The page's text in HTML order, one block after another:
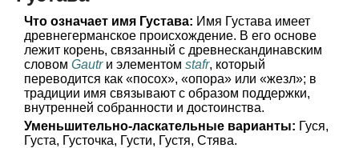
Что означает имя Густава: Имя Густава имеет
древнегерманское происхождение. В его основе
лежит корень, связанный с древнескандинавским
словом Gautrи элементом stafr, который
переводится как «посох», «опора» или «жезл»; в
традиции имя связывают с образом поддержки,
внутренней собранности и достоинства.
Уменьшительно-ласкательные варианты: Гуся,
Густа, Густочка, Густи, Густя, Стява.